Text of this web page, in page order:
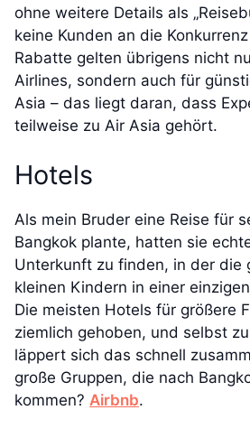
ohne weitere Details als
keine Kunden an die
Rabatte gelten übrigens nicht
Airlines, sondern auch für
Asia – das liegt daran, dass
teilweise zu Air Asia gehört.
Hotels
Als mein Bruder eine Reise für
Bangkok plante, hatten sie
Unterkunft zu finden, in der die
kleinen Kindern in einer
Die meisten Hotels für größere
ziemlich gehoben, und selbst
läppert sich das schnell
große Gruppen, die nach
kommen? Airbnb.